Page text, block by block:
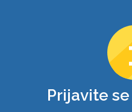
Prijavite